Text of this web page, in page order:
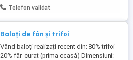
Telefon validat
Baloți de fân și trifoi
Vând baloți realizați recent din: 80% trifoi
20% fân curat (prima coasă) Dimensiuni: